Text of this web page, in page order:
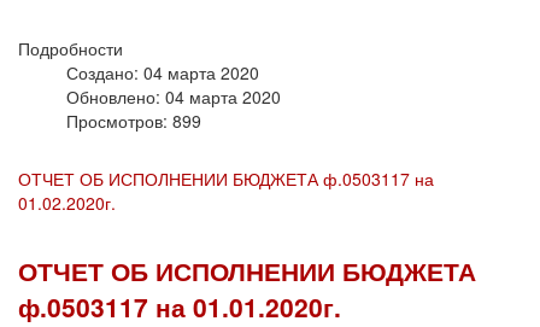
Подробности
Создано: 04 марта 2020
Обновлено: 04 марта 2020
Просмотров: 899
ОТЧЕТ ОБ ИСПОЛНЕНИИ БЮДЖЕТА ф.0503117 на
01.02.2020г.
ОТЧЕТ ОБ ИСПОЛНЕНИИ БЮДЖЕТА
ф.0503117 на 01.01.2020г.